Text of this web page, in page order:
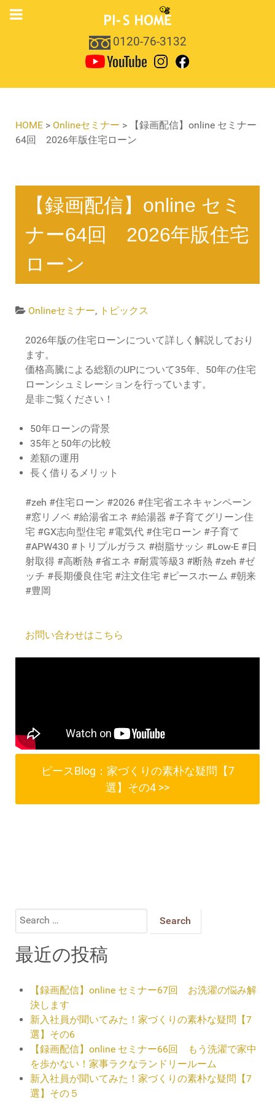
0120-76-3132
HOME > Onlineセミナー >
【録画配信】online セミナー
64回 2026年版住宅ローン
【録画配信】online セミ
ナー64回 2026年版住宅
ローン
Onlineセミナー, トピックス
2026年版の住宅ローンについて詳しく解説しており
ます。
価格高騰による総額のUPについて35年、50年の住宅
ローンシュミレーションを行っています。
是非ご覧ください！
50年ローンの背景
35年と50年の比較
差額の運用
長く借りるメリット
#zeh #住宅ローン #2026 #住宅省エネキャンペーン
#窓リノベ #給湯省エネ #給湯器 #子育てグリーン住
宅 #GX志向型住宅 #電気代 #住宅ローン #子育て
#APW430 #トリプルガラス #樹脂サッシ #Low-E #日
射取得 #高断熱 #省エネ #耐震等級3 #断熱 #zeh #ゼ
ッチ #長期優良住宅 #注文住宅 #ピースホーム #朝来
#豊岡
お問い合わせはこちら
ピースBlog：家づくりの素朴な疑問【7
選】その4 >>
Search
最近の投稿
【録画配信】online セミナー67回 お洗濯の悩み解
決します
新入社員が聞いてみた！家づくりの素朴な疑問【7
選】その6
【録画配信】online セミナー66回 もう洗濯で家中
を歩かない！家事ラクなランドリールーム
新入社員が聞いてみた！家づくりの素朴な疑問【7
選】その５